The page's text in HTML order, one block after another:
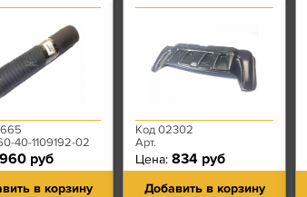
фильтру
2) длина 31
Ф 67,5 мм
40-1109192-02
960 руб
в корзину
Код 02302
Арт.
Цена: 834 руб
Добавить в корзину